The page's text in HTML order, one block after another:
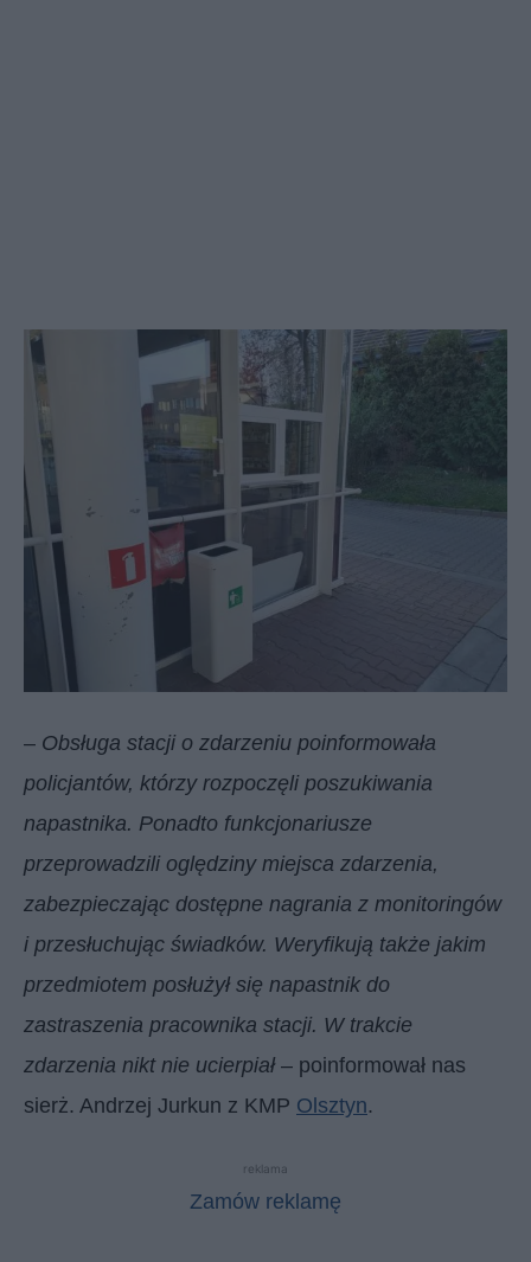
– Obsługa stacji o zdarzeniu poinformowała
policjantów, którzy rozpoczęli poszukiwania
napastnika. Ponadto funkcjonariusze
przeprowadzili oględziny miejsca zdarzenia,
zabezpieczając dostępne nagrania z monitoringów
i przesłuchując świadków. Weryfikują także jakim
przedmiotem posłużył się napastnik do
zastraszenia pracownika stacji. W trakcie
zdarzenia nikt nie ucierpiał – poinformował nas
sierż. Andrzej Jurkun z KMP Olsztyn.
reklama
Zamów reklamę